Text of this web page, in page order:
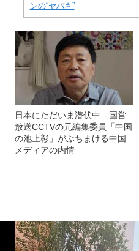
ンの“ヤバさ”
日本にただいま潜伏中…国営
放送CCTVの元編集委員「中国
の池上彰」がぶちまける中国
メディアの内情